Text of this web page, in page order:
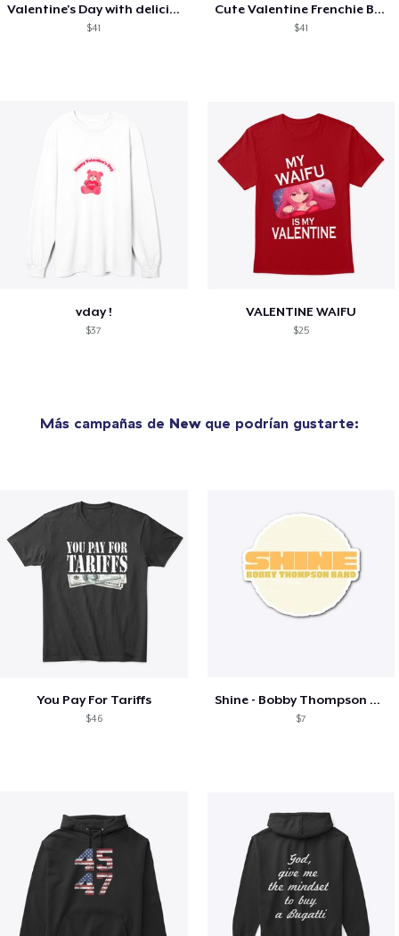
Valentine's Day with delicious food
$41
Cute Valentine Frenchie Bulldog
$41
vday !
$37
VALENTINE WAIFU
$25
Más campañas de Newque podrían gustarte:
You Pay For Tariffs
$46
Shine - Bobby Thompson Band Merch
$7